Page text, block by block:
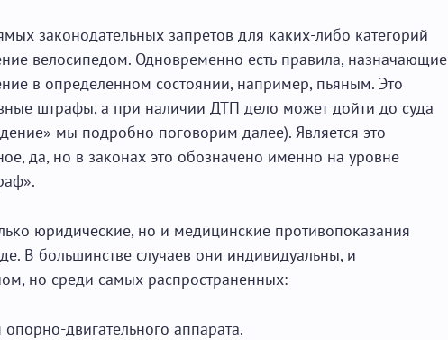
законодательных запретов для каких-либо категорий
велосипедом. Одновременно есть правила, назначающие
в определенном состоянии, например, пьяным. Это
штрафы, а при наличии ДТП дело может дойти до суда
мы подробно поговорим далее). Является это
да, но в законах это обозначено именно на уровне
юридические, но и медицинские противопоказания
В большинстве случаев они индивидуальны, и
но среди самых распространенных:
двигательного аппарата.